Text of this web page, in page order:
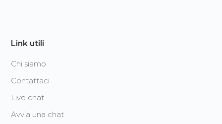
Link utili
Chi siamo
Contattaci
Live chat
Avvia una chat